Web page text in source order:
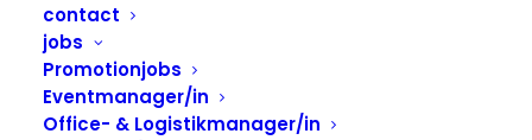
contact
jobs
Promotionjobs
Eventmanager/in
Office- & Logistikmanager/in
Beim Sommerfest der
GmbHin Bochum kamen zwei Formate
zusammen, die sich im Ablauf gut ergänzen. Die
Airbrush Aktion lieferte sichtbare Ergebnisse direkt